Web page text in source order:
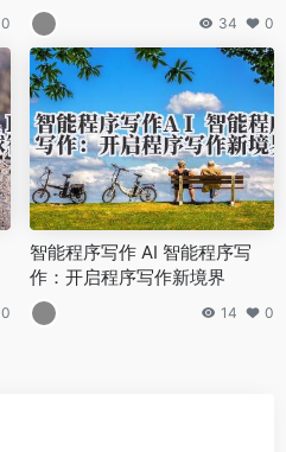
0 34 0
0
智能程序写作 AI 智能程序写
作：开启程序写作新境界
14 0